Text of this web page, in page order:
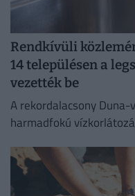
Rendkívüli
14 településen a
vezették be
A rekordalacsony
harmadfokú